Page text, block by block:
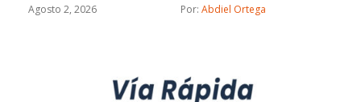
Agosto 2, 2026 Por: Abdiel Ortega